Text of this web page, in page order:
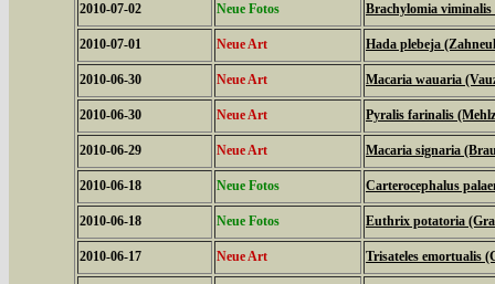
2010-07-02 Neue Fotos Brachylomia viminalis
2010-07-01 Neue Art Hada plebeja
2010-06-30 Neue Art Macaria wauaria
2010-06-30 Neue Art Pyralis farinalis
2010-06-29 Neue Art Macaria signaria
2010-06-18 Neue Fotos Carterocephalus
2010-06-18 Neue Fotos Euthrix potatoria
2010-06-17 Neue Art Trisateles emortualis